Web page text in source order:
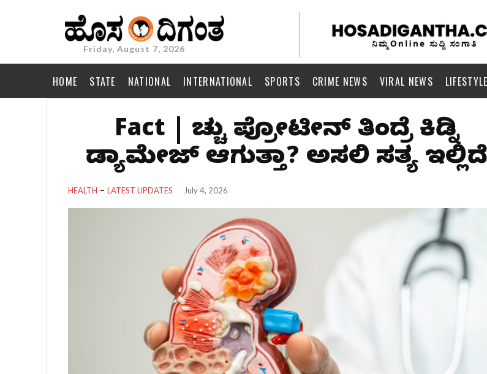
Friday, August 7, 2026
HOME STATE NATIONAL INTERNATIONAL SPORTS CRIME NEWS VIRAL NEWS LIFESTYLE
Fact | ಹೆಚ್ಚು ಪ್ರೋಟೀನ್ ತಿಂದ್ರೆ ಕಿಡ್ನಿ
ಡ್ಯಾಮೇಜ್ ಆಗುತ್ತಾ? ಅಸಲಿ ಸತ್ಯ ಇಲ್ಲಿದೆ
HEALTH LATEST UPDATES July 4, 2026